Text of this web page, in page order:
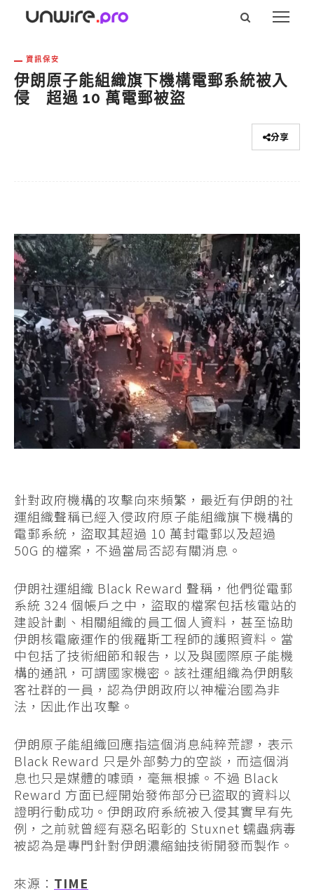
資訊保安
伊朗原子能組織旗下機構電郵系統被入
侵 超過 10 萬電郵被盜
分享
針對政府機構的攻擊向來頻繁，最近有伊朗的社
運組織聲稱已經入侵政府原子能組織旗下機構的
電郵系統，盜取其超過 10 萬封電郵以及超過
50G 的檔案，不過當局否認有關消息。
伊朗社運組織 Black Reward 聲稱，他們從電郵
系統 324 個帳戶之中，盜取的檔案包括核電站的
建設計劃、相關組織的員工個人資料，甚至協助
伊朗核電廠運作的俄羅斯工程師的護照資料。當
中包括了技術細節和報告，以及與國際原子能機
構的通訊，可謂國家機密。該社運組織為伊朗駭
客社群的一員，認為伊朗政府以神權治國為非
法，因此作出攻擊。
伊朗原子能組織回應指這個消息純粹荒謬，表示
Black Reward 只是外部勢力的空談，而這個消
息也只是媒體的噱頭，毫無根據。不過 Black
Reward 方面已經開始發佈部分已盜取的資料以
證明行動成功。伊朗政府系統被入侵其實早有先
例，之前就曾經有惡名昭彰的 Stuxnet 蠕蟲病毒
被認為是專門針對伊朗濃縮鈾技術開發而製作。
來源： TIME